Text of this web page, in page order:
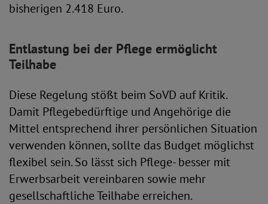
bisherigen 2.418 Euro.
Entlastung bei der Pflege ermöglicht
Teilhabe
Diese Regelung stößt beim SoVD auf Kritik.
Damit Pflegebedürftige und Angehörige die
Mittel entsprechend ihrer persönlichen Situation
verwenden können, sollte das Budget möglichst
flexibel sein. So lässt sich Pflege- besser mit
Erwerbsarbeit vereinbaren sowie mehr
gesellschaftliche Teilhabe erreichen.